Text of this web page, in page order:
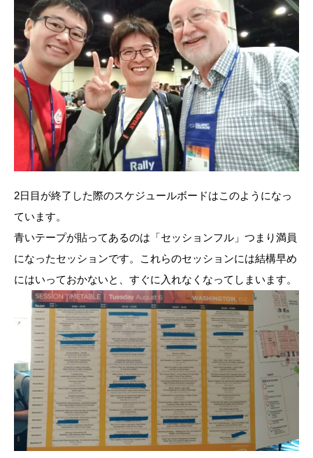
2日目が終了した際のスケジュールボードはこのようになっ
ています。
青いテープが貼ってあるのは「セッションフル」つまり満員
になったセッションです。これらのセッションには結構早め
にはいっておかないと、すぐに入れなくなってしまいます。